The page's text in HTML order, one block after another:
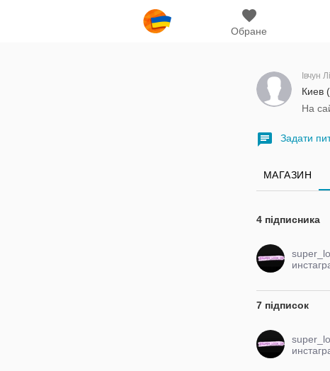
Обране
Івчун
Киев
На
Задати
МАГАЗИН
4 підписника
7 підписок